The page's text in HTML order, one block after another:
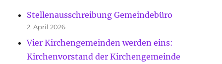
Stellenausschreibung Gemeindebüro
2. April 2026
Vier Kirchengemeinden werden eins:
Kirchenvorstand der Kirchengemeinde